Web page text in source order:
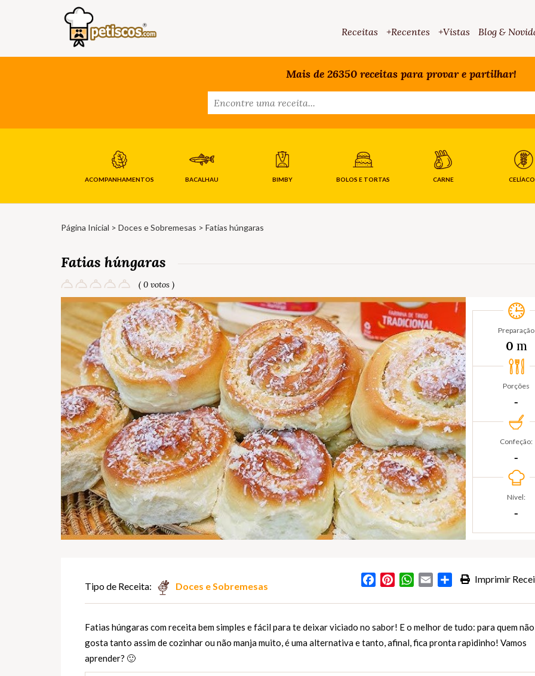
Receitas +Recentes +Vistas Blog &
Mais de 26350 receitas para provar e partilhar!
ACOMPANHAMENTOS BACALHAU BIMBY BOLOS E TORTAS CARNE
Página Inicial > Doces e Sobremesas > Fatias húngaras
Fatias húngaras
( 0 votos )
Preparação
0 m
Porções
‐
Confeção:
‐
Nível:
‐
Imprimir
FacebookPinterestWhatsApp
Email Partilhar
Tipo de Receita: Doces e Sobremesas
Fatias húngaras com receita bem simples e fácil para te deixar viciado no sabor! E o melhor de tudo: para quem não
gosta tanto assim de cozinhar ou não manja muito, é uma alternativa e tanto, afinal, fica pronta rapidinho! Vamos
aprender? 🙂